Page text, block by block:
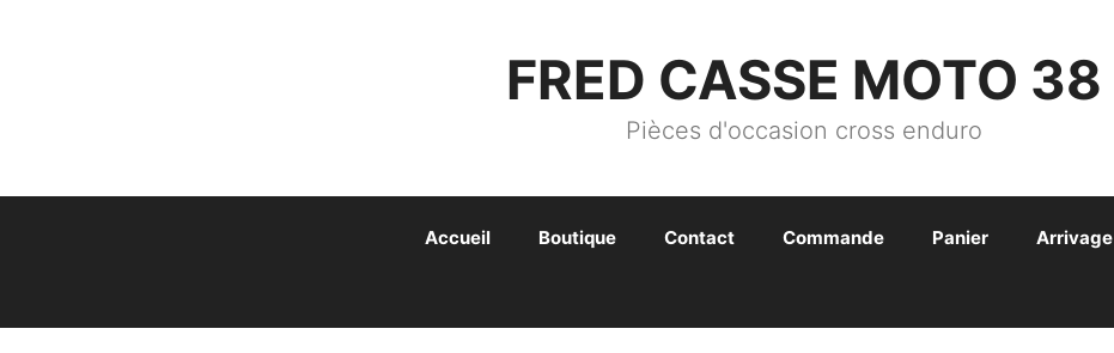
FRED CASSE MOTO 38
Pièces d'occasion cross enduro
Accueil Boutique Contact Commande Panier Arrivage